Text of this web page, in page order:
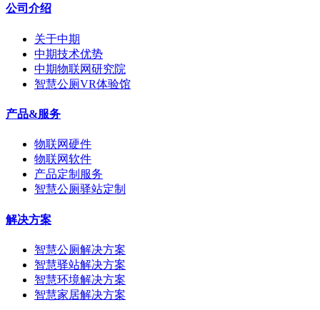
公司介绍
关于中期
中期技术优势
中期物联网研究院
智慧公厕VR体验馆
产品&服务
物联网硬件
物联网软件
产品定制服务
智慧公厕驿站定制
解决方案
智慧公厕解决方案
智慧驿站解决方案
智慧环境解决方案
智慧家居解决方案